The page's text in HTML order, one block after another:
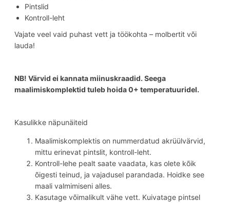
Pintslid
Kontroll-leht
Vajate veel vaid puhast vett ja töökohta – molbertit või
lauda!
NB! Värvid ei kannata miinuskraadid. Seega
maalimiskomplektid tuleb hoida 0+ temperatuuridel.
Kasulikke näpunäiteid
Maalimiskomplektis on nummerdatud akrüülvärvid,
mittu erinevat pintslit, kontroll-leht.
Kontroll-lehe pealt saate vaadata, kas olete kõik
õigesti teinud, ja vajadusel parandada. Hoidke see
maali valmimiseni alles.
Kasutage võimalikult vähe vett. Kuivatage pintsel